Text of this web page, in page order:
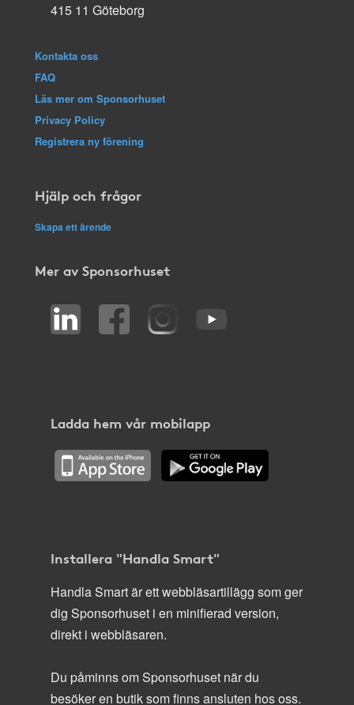
415 11 Göteborg
Kontakta oss
FAQ
Läs mer om Sponsorhuset
Privacy Policy
Registrera ny förening
Hjälp och frågor
Skapa ett ärende
Mer av Sponsorhuset
Ladda hem vår mobilapp
Installera "Handla Smart"
Handla Smart är ett webbläsartillägg som ger
dig Sponsorhuset i en minifierad version,
direkt i webbläsaren.
Du påminns om Sponsorhuset när du
besöker en butik som finns ansluten hos oss.